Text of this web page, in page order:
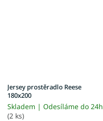
Jersey prostěradlo Reese
180x200
Skladem | Odesíláme do 24h
(2 ks)